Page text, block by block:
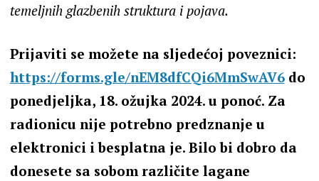
temeljnih glazbenih struktura i pojava.
Prijaviti se možete na sljedećoj poveznici:
https://forms.gle/nEM8dfCQi6MmSwAV6do
ponedjeljka, 18. ožujka 2024. u ponoć. Za
radionicu nije potrebno predznanje u
elektronici i besplatna je. Bilo bi dobro da
donesete sa sobom različite lagane